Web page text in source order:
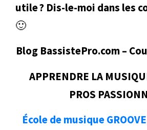
utile ? Dis-le-moi dans les
🙂
Blog BassistePro.com –
APPRENDRE LA
PROS
École de musique